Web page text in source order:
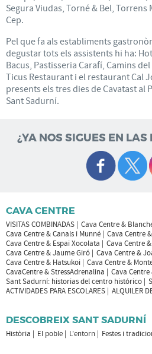
Segura Viudas, Torné & Bel,
Cep.
Pel que fa als establiments
degustar tots els assistents hi ha:
Bacus, Pastisseria Carafí, Camins
Ticus Restaurant i el restaurant Cal
presents els tres dies de Cavatast al
Sant Sadurní.
¿YA NOS SIGUES EN LAS
CAVA CENTRE
VISITAS COMBINADAS
Cava Centre &
Cava Centre & Canals i Munné
Cava Centre
Cava Centre & Espai Xocolata
Cava Centre
Cava Centre & Jaume Giró
Cava Centre &
Cava Centre & Hatsukoi
Cava Centre &
CavaCentre & StressAdrenalina
Cava
Sant Sadurní: historias del centro histórico
ACTIVIDADES PARA ESCOLARES
ALQUILER
DESCOBREIX SANT SADURNÍ
Història El poble L'entorn Festes i